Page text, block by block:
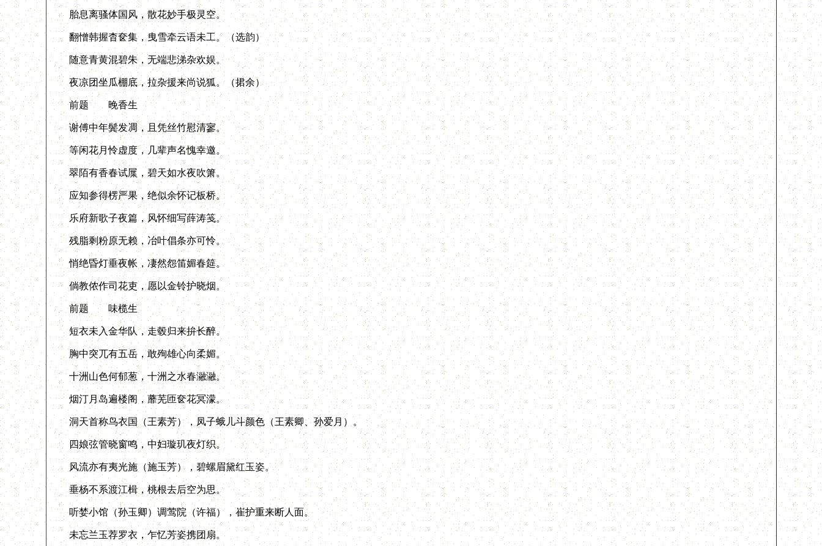
胎息离骚体国风，散花妙手极灵空。
翻憎韩握杳奁集，曳雪牵云语未工。（选韵）
随意青黄混碧朱，无端悲涕杂欢娱。
夜凉团坐瓜棚底，拉杂援来尚说狐。（捃余）
前题 晚香生
谢傅中年鬓发凋，且凭丝竹慰清寥。
等闲花月怜虚度，几辈声名愧幸邀。
翠陌有香春试屟，碧天如水夜吹箫。
应知参得楞严果，绝似余怀记板桥。
乐府新歌子夜篇，风怀细写薛涛笺。
残脂剩粉原无赖，冶叶倡条亦可怜。
悄绝昏灯垂夜帐，凄然怨笛媚春筵。
倘教侬作司花吏，愿以金铃护晓烟。
前题 味榄生
短衣未入金华队，走毂归来拚长醉。
胸中突兀有五岳，敢殉雄心向柔媚。
十洲山色何郁葱，十洲之水春瀜瀜。
烟汀月岛遍楼阁，蘼芜匝奁花冥濛。
洞天首称鸟衣国（王素芳），凤子蛾儿斗颜色（王素卿、孙爱月）。
四娘弦管晓窗鸣，中妇璇玑夜灯织。
风流亦有夷光施（施玉芳），碧螺眉黛红玉姿。
垂杨不系渡江楫，桃根去后空为思。
听婪小馆（孙玉卿）调莺院（许福），崔护重来断人面。
未忘兰玉荐罗衣，乍忆芳姿携团扇。